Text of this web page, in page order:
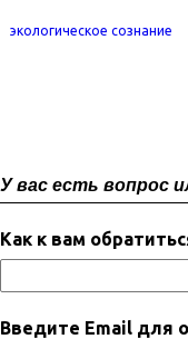
экологическое сознание
У вас есть вопрос
Как к вам
Введите Email для